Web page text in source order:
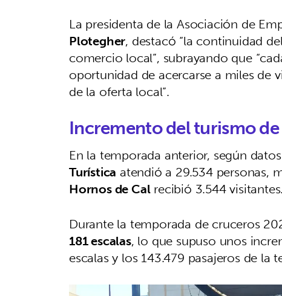
La presidenta de la Asociación de
Plotegher, destacó “la continuidad
comercio local”, subrayando que
oportunidad de acercarse a miles de
de la oferta local”.
Incremento del turismo
En la temporada anterior, según
Turística atendió a 29.534 personas,
Hornos de Calrecibió 3.544 visitantes.
Durante la temporada de cruceros
181 escalas, lo que supuso unos
escalas y los 143.479 pasajeros de la